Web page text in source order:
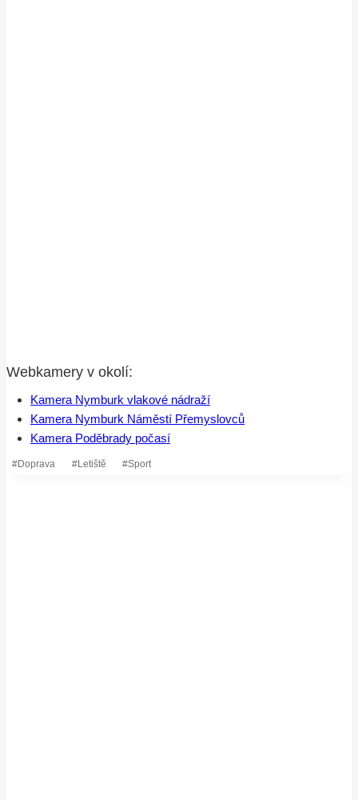
Webkamery v okolí:
Kamera Nymburk vlakové nádraží
Kamera Nymburk Náměstí Přemyslovců
Kamera Poděbrady počasí
#Doprava #Letiště #Sport